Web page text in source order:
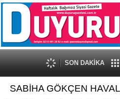
SON DAKİKA
SABİHA GÖKÇEN